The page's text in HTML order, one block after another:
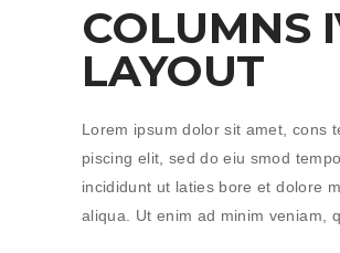
COLUMNS
LAYOUT
Lorem ipsum dolor sit amet, cons
piscing elit, sed do eiu smod
incididunt ut laties bore et dolore
aliqua. Ut enim ad minim veniam,